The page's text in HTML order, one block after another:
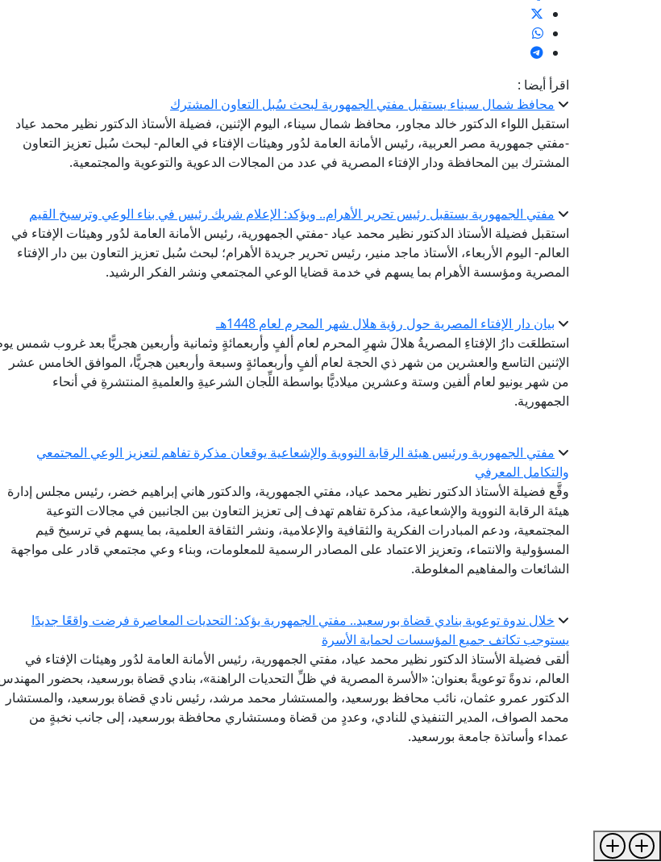
اقرأ أيضا :
محافظ شمال سيناء يستقبل مفتي الجمهورية لبحث سُبل التعاون المشترك
استقبل اللواء الدكتور خالد مجاور، محافظ شمال سيناء، اليوم الإثنين، فضيلة الأستاذ الدكتور نظير محمد عياد
-مفتي جمهورية مصر العربية، رئيس الأمانة العامة لدُور وهيئات الإفتاء في العالم- لبحث سُبل تعزيز التعاون
المشترك بين المحافظة ودار الإفتاء المصرية في عدد من المجالات الدعوية والتوعوية والمجتمعية.
مفتي الجمهورية يستقبل رئيس تحرير الأهرام.. ويؤكد: الإعلام شريك رئيس في بناء الوعي وترسيخ القيم
استقبل فضيلة الأستاذ الدكتور نظير محمد عياد -مفتي الجمهورية، رئيس الأمانة العامة لدُور وهيئات الإفتاء في
العالم- اليوم الأربعاء، الأستاذ ماجد منير، رئيس تحرير جريدة الأهرام؛ لبحث سُبل تعزيز التعاون بين دار الإفتاء
المصرية ومؤسسة الأهرام بما يسهم في خدمة قضايا الوعي المجتمعي ونشر الفكر الرشيد.
بيان دار الإفتاء المصرية حول رؤية هلال شهر المحرم لعام 1448هـ
استطلعَت دارُ الإفتاءِ المصريةُ هلالَ شهرِ المحرم لعام ألفٍ وأربعمائةٍ وثمانية وأربعين هجريًّا بعد غروب شمس
الإثنين التاسع والعشرين من شهر ذي الحجة لعام ألفٍ وأربعمائةٍ وسبعة وأربعين هجريًّا، الموافق الخامس عشر
من شهر يونيو لعام ألفين وستة وعشرين ميلاديًّا بواسطة اللِّجان الشرعيةِ والعلميةِ المنتشرةِ في أنحاء
الجمهورية.
مفتي الجمهورية ورئيس هيئة الرقابة النووية والإشعاعية يوقعان مذكرة تفاهم لتعزيز الوعي المجتمعي
والتكامل المعرفي
وقَّع فضيلة الأستاذ الدكتور نظير محمد عياد، مفتي الجمهورية، والدكتور هاني إبراهيم خضر، رئيس مجلس إدارة
هيئة الرقابة النووية والإشعاعية، مذكرة تفاهم تهدف إلى تعزيز التعاون بين الجانبين في مجالات التوعية
المجتمعية، ودعم المبادرات الفكرية والثقافية والإعلامية، ونشر الثقافة العلمية، بما يسهم في ترسيخ قيم
المسؤولية والانتماء، وتعزيز الاعتماد على المصادر الرسمية للمعلومات، وبناء وعي مجتمعي قادر على مواجهة
الشائعات والمفاهيم المغلوطة.
خلال ندوة توعوية بنادي قضاة بورسعيد.. مفتي الجمهورية يؤكد: التحديات المعاصرة فرضت واقعًا جديدًا
يستوجب تكاتف جميع المؤسسات لحماية الأسرة
ألقى فضيلة الأستاذ الدكتور نظير محمد عياد، مفتي الجمهورية، رئيس الأمانة العامة لدُور وهيئات الإفتاء في
العالم، ندوةً توعويةً بعنوان: «الأسرة المصرية في ظلِّ التحديات الراهنة»، بنادي قضاة بورسعيد، بحضور
الدكتور عمرو عثمان، نائب محافظ بورسعيد، والمستشار محمد مرشد، رئيس نادي قضاة بورسعيد، والمستشار
محمد الصواف، المدير التنفيذي للنادي، وعددٍ من قضاة ومستشاري محافظة بورسعيد، إلى جانب نخبةٍ من
عمداء وأساتذة جامعة بورسعيد.